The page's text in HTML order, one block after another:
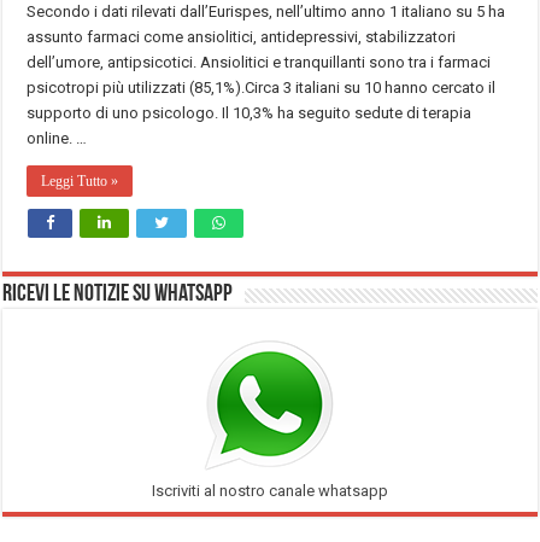
Secondo i dati rilevati dall’Eurispes, nell’ultimo anno 1 italiano su 5 ha
assunto farmaci come ansiolitici, antidepressivi, stabilizzatori
dell’umore, antipsicotici. Ansiolitici e tranquillanti sono tra i farmaci
psicotropi più utilizzati (85,1%).Circa 3 italiani su 10 hanno cercato il
supporto di uno psicologo. Il 10,3% ha seguito sedute di terapia
online. …
Leggi Tutto »
Ricevi le notizie su Whatsapp
Iscriviti al nostro canale whatsapp